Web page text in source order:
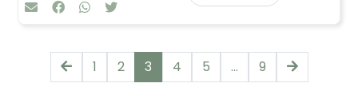
1 2 3 4 5 ... 9